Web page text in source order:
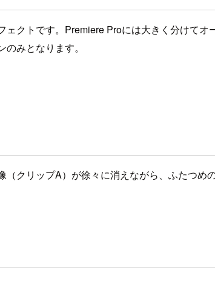
クトです。Premiere Proには大きく分けて
みとなります。
クリップA）が徐々に消えながら、ふたつ